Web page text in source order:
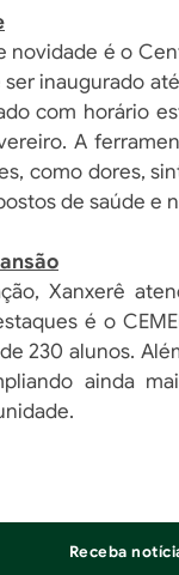
novidade é o
inaugurado
com horário
A
como dores,
de saúde e
Xanxerê
é o
230 alunos.
ainda
Receba